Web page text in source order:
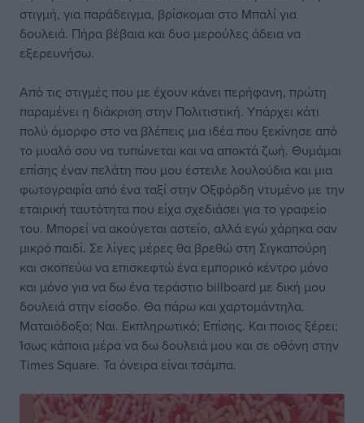
στιγμή, για παράδειγμα, βρίσκομαι στο Μπαλί για
δουλειά. Πήρα βέβαια και δυο μερούλες άδεια να
εξερευνήσω.
Από τις στιγμές που με έχουν κάνει περήφανη, πρώτη
παραμένει η διάκριση στην Πολιτιστική. Υπάρχει κάτι
πολύ όμορφο στο να βλέπεις μια ιδέα που ξεκίνησε από
το μυαλό σου να τυπώνεται και να αποκτά ζωή. Θυμάμαι
επίσης έναν πελάτη που μου έστειλε λουλούδια και μια
φωτογραφία από ένα ταξί στην Οξφόρδη ντυμένο με την
εταιρική ταυτότητα που είχα σχεδιάσει για το γραφείο
του. Μπορεί να ακούγεται αστείο, αλλά εγώ χάρηκα σαν
μικρό παιδί. Σε λίγες μέρες θα βρεθώ στη Σιγκαπούρη
και σκοπεύω να επισκεφτώ ένα εμπορικό κέντρο μόνο
και μόνο για να δω ένα τεράστιο billboard με δική μου
δουλειά στην είσοδο. Θα πάρω και χαρτομάντηλα.
Ματαιόδοξο; Ναι. Εκπληρωτικό; Επίσης. Και ποιος ξέρει;
Ίσως κάποια μέρα να δω δουλειά μου και σε οθόνη στην
Times Square. Τα όνειρα είναι τσάμπα.